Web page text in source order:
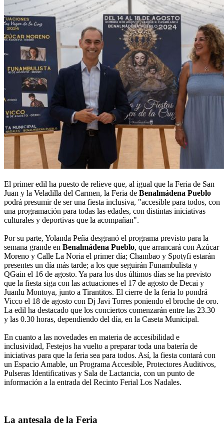
El primer edil ha puesto de relieve que, al igual que la Feria de San
Juan y la Veladilla del Carmen, la Feria de Benalmádena Pueblo
podrá presumir de ser una fiesta inclusiva, "accesible para todos, con
una programación para todas las edades, con distintas iniciativas
culturales y deportivas que la acompañan".
Por su parte, Yolanda Peña desgranó el programa previsto para la
semana grande en Benalmádena Pueblo, que arrancará con Azúcar
Moreno y Calle La Noria el primer día; Chambao y Spotyfi estarán
presentes un día más tarde; a los que seguirán Funambulista y
QGain el 16 de agosto. Ya para los dos últimos días se ha previsto
que la fiesta siga con las actuaciones el 17 de agosto de Decai y
Juanlu Montoya, junto a Tirantitos. El cierre de la feria lo pondrá
Vicco el 18 de agosto con Dj Javi Torres poniendo el broche de oro.
La edil ha destacado que los conciertos comenzarán entre las 23.30
y las 0.30 horas, dependiendo del día, en la Caseta Municipal.
En cuanto a las novedades en materia de accesibilidad e
inclusividad, Festejos ha vuelto a preparar toda una batería de
iniciativas para que la feria sea para todos. Así, la fiesta contará con
un Espacio Amable, un Programa Accesible, Protectores Auditivos,
Pulseras Identificativas y Sala de Lactancia, con un punto de
información a la entrada del Recinto Ferial Los Nadales.
La antesala de la Feria